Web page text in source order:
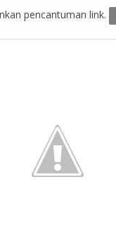
pencantuman link.